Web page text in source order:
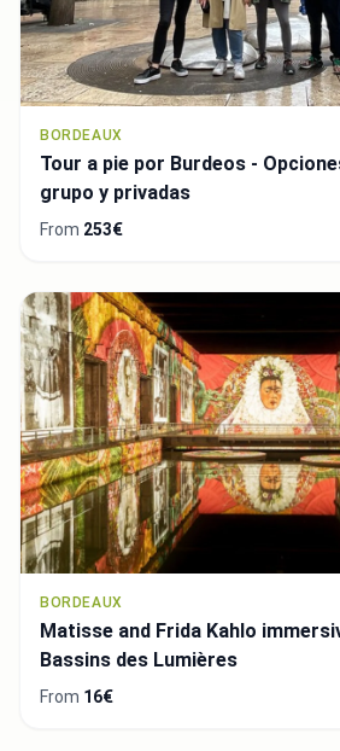
BORDEAUX
Tour a pie por Burdeos -
grupo y privadas
From 253€
BORDEAUX
Matisse and Frida Kahlo
Bassins des Lumières
From 16€